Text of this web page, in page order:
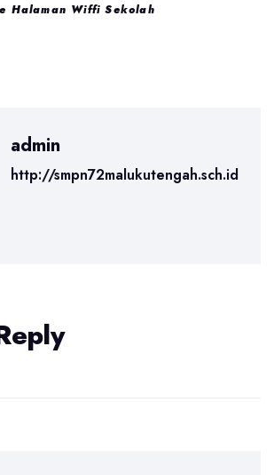
Halaman Wiffi Sekolah
admin
http://smpn72malukutengah.sch.id